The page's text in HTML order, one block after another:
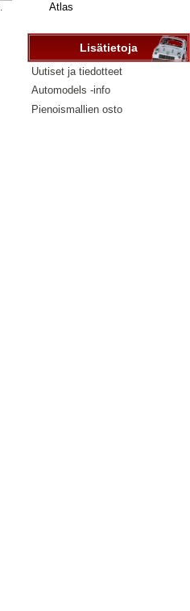
Lisätietoja
Uutiset ja tiedotteet
Automodels -info
Pienoismallien osto